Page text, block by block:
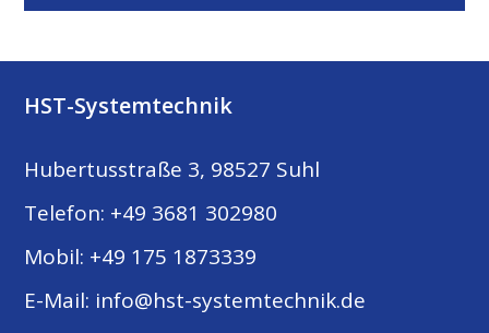
HST-Systemtechnik
Hubertusstraße 3, 98527 Suhl
Telefon: +49 3681 302980
​Mobil: +49 175 1873339
E-Mail: info@hst-systemtechnik.de